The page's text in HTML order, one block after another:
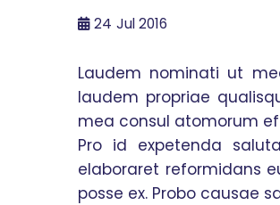
24 Jul 2016
Laudem nominati ut
laudem propriae
mea consul atomorum
Pro id expetenda
elaboraret reformidans
posse ex. Probo causae